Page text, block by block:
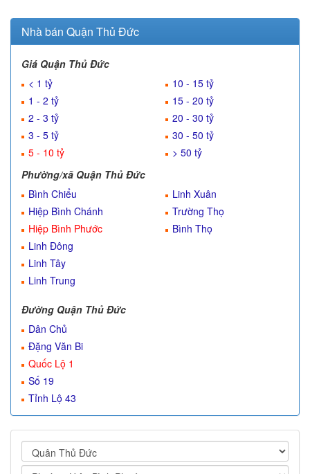
Nhà bán Quận Thủ Đức
Giá Quận Thủ Đức
< 1 tỷ
1 - 2 tỷ
2 - 3 tỷ
3 - 5 tỷ
5 - 10 tỷ
10 - 15 tỷ
15 - 20 tỷ
20 - 30 tỷ
30 - 50 tỷ
> 50 tỷ
Phường/xã Quận Thủ Đức
Bình Chiểu
Hiệp Bình Chánh
Hiệp Bình Phước
Linh Đông
Linh Tây
Linh Trung
Linh Xuân
Trường Thọ
Bình Thọ
Đường Quận Thủ Đức
Dân Chủ
Đặng Văn Bi
Quốc Lộ 1
Số 19
Tỉnh Lộ 43